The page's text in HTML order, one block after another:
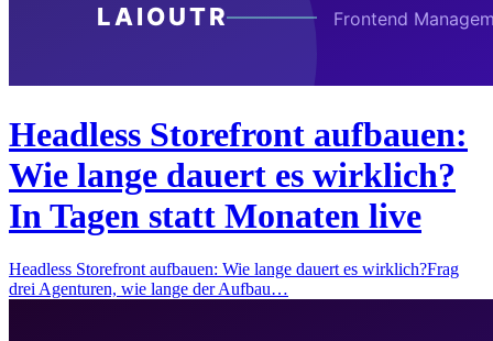
Headless Storefront aufbauen:
Wie lange dauert es wirklich?
In Tagen statt Monaten live
Headless Storefront aufbauen: Wie lange dauert es wirklich?Frag
drei Agenturen, wie lange der Aufbau…